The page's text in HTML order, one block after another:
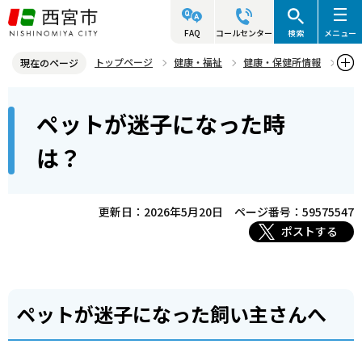
こ
の
ジ
頭
FAQ コールセンター 検索 メニュー
現在のページ トップページ 健康・福祉
健康・保健所情報
ペットが迷子になった時は？
ペットが迷子になった時
は？
更新日：2026年5月20日
ページ番号：59575547
ポストする
ペットが迷子になった飼い主さんへ